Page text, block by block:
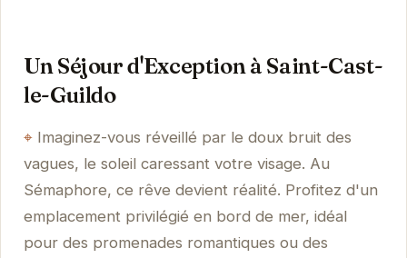
Un Séjour d'Exception à Saint-Cast-
le-Guildo
Imaginez-vous réveillé par le doux bruit des
vagues, le soleil caressant votre visage. Au
Sémaphore, ce rêve devient réalité. Profitez d'un
emplacement privilégié en bord de mer, idéal
pour des promenades romantiques ou des